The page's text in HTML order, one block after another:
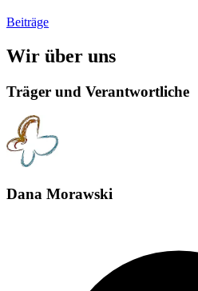
Beiträge
Wir über uns
Träger und Verantwortliche
Dana Morawski